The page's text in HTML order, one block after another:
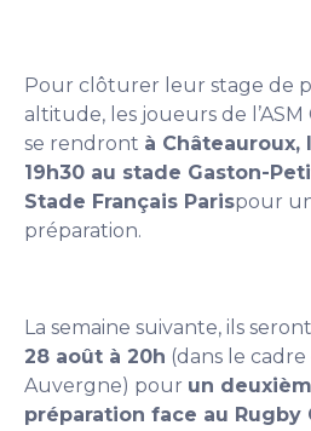
Pour clôturer leur stage de
altitude, les joueurs de
se rendront à Châteauroux,
19h30 au stade Gaston-
Stade Français Parispour
préparation.
La semaine suivante, ils
28 août à 20h (dans le
Auvergne) pour un
préparation face au Rugby